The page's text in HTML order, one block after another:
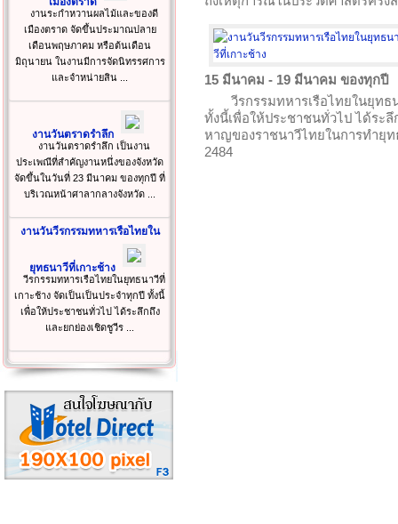
งานระกำหวานผลไม้และของดี
เมืองตราด จัดขึ้นประมาณปลาย
เดือนพฤษภาคม หรือต้นเดือน
มิถุนายน ในงานมีการจัดนิทรรศการ
และจำหน่ายสิน ...
งานวันตราดรำลึก
งานวันตราดรำลึก เป็นงาน
ประเพณีที่สำคัญงานหนึ่งของจังหวัด
จัดขึ้นในวันที่ 23 มีนาคม ของทุกปี ที่
บริเวณหน้าศาลากลางจังหวัด ...
งานวันวีรกรรมทหารเรือไทยใน
ยุทธนาวีที่เกาะช้าง
วีรกรรมทหารเรือไทยในยุทธนาวีที่
เกาะช้าง จัดเป็นเป็นประจำทุกปี ทั้งนี้
เพื่อให้ประชาชนทั่วไป ได้ระลึกถึง
และยกย่องเชิดชูวีร ...
15 มีนาคม - 19 มีนาคม ของทุกปี
วีรกรรมทหารเรือไทยในยุทธ
ทั้งนี้เพื่อให้ประชาชนทั่วไป ได้ระ
หาญของราชนาวีไทยในการทำยุท
2484